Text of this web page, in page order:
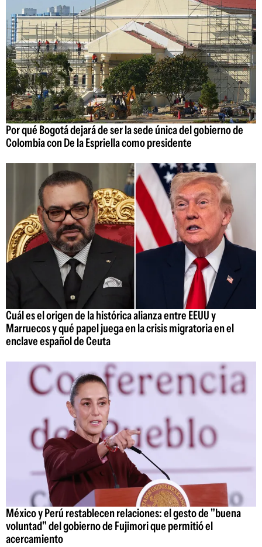
Por qué Bogotá dejará de ser la sede única del gobierno de
Colombia con De la Espriella como presidente
Cuál es el origen de la histórica alianza entre EEUU y
Marruecos y qué papel juega en la crisis migratoria en el
enclave español de Ceuta
México y Perú restablecen relaciones: el gesto de "buena
voluntad" del gobierno de Fujimori que permitió el
acercamiento